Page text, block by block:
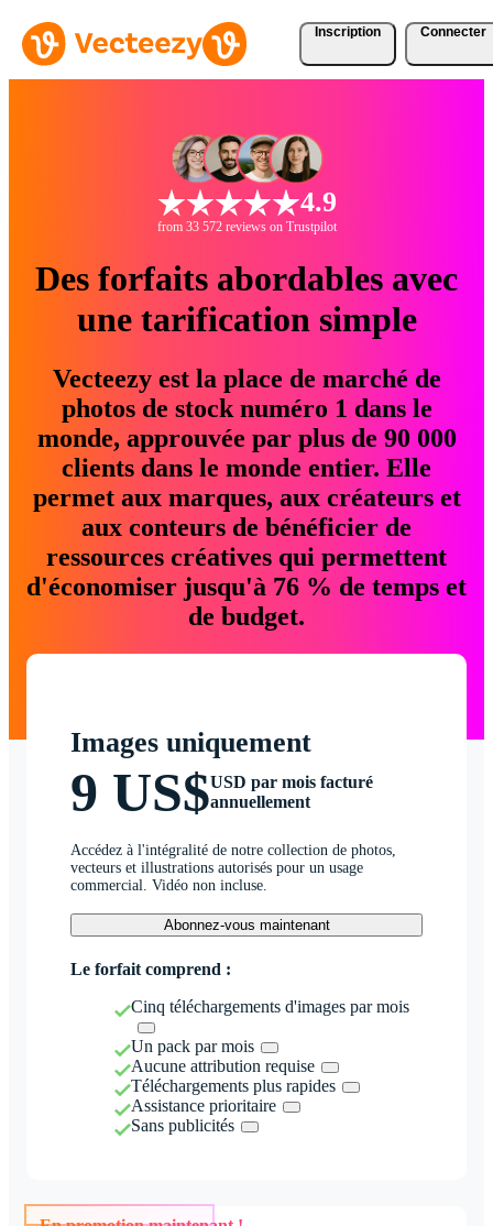
Inscription Connecter
4.9
from 33 572 reviews on Trustpilot
Des forfaits abordables avec
une tarification simple
Vecteezy est la place de marché de
photos de stock numéro 1 dans le
monde, approuvée par plus de 90 000
clients dans le monde entier. Elle
permet aux marques, aux créateurs et
aux conteurs de bénéficier de
ressources créatives qui permettent
d'économiser jusqu'à 76 % de temps et
de budget.
Images uniquement
9 US$USD par mois facturé
annuellement
Accédez à l'intégralité de notre collection de photos,
vecteurs et illustrations autorisés pour un usage
commercial. Vidéo non incluse.
Abonnez-vous maintenant
Le forfait comprend :
Cinq téléchargements d'images par mois
Un pack par mois
Aucune attribution requise
Téléchargements plus rapides
Assistance prioritaire
Sans publicités
En promotion maintenant !